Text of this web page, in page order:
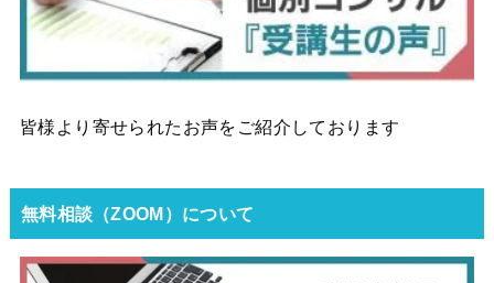
皆様より寄せられたお声をご紹介しております
無料相談（ZOOM）について